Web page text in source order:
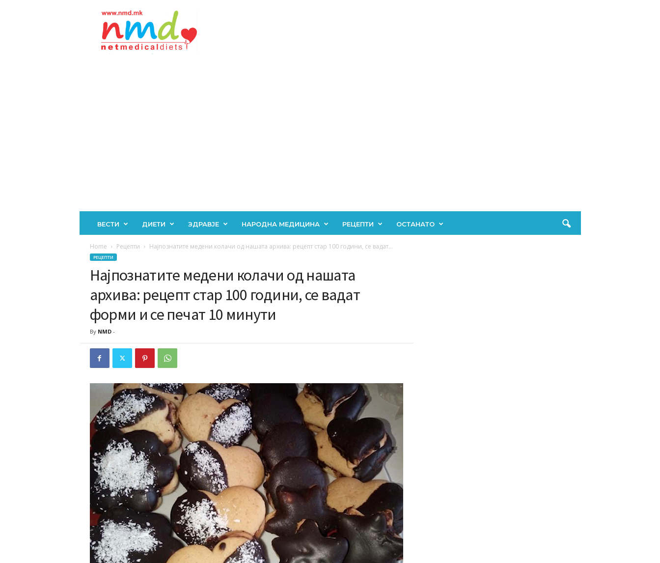
ВЕСТИ ДИЕТИ ЗДРАВЈЕ НАРОДНА МЕДИЦИНА РЕЦЕПТИ ОСТАНАТО
Home Рецепти Најпознатите медени колачи од нашата архива: рецепт стар 100 години, се вадат...
РЕЦЕПТИ
Најпознатите медени колачи од нашата
архива: рецепт стар 100 години, се вадат
форми и се печат 10 минути
By NMD-